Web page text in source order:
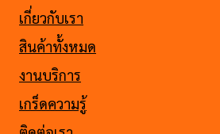
เกี่ยวกับเรา
สินค้าทั้งหมด
งานบริการ
เกร็ดความรู้